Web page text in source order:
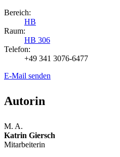
Bereich:
HB
Raum:
HB 306
Telefon:
+49 341 3076-6477
E-Mail senden
Autorin
M. A.
Katrin Giersch
Mitarbeiterin